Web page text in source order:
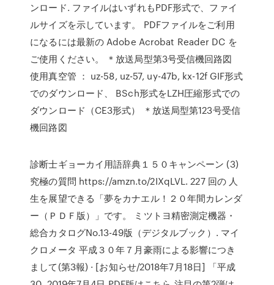
ンロード. ファイルはいずれもPDF形式で、ファイ
ルサイズを示しています。 PDFファイルをご利用
になるには最新の Adobe Acrobat Reader DC を
ご使用ください。 ＊放送局型第3号受信機回路図
使用真空管 ： uz-58, uz-57, uy-47b, kx-12f GIF形式
でのダウンロード、 BSch形式をLZH圧縮形式での
ダウンロード（CE3形式） ＊放送局型第123号受信
機回路図
診断士ギョーカイ用語辞典１５０キャンペーン (3)
究極の質問 https://amzn.to/2IXqLVL. 227 回の 人
生を展望できる「夢をカナエル！２０年間カレンダ
ー（ＰＤＦ版）」です。 ミツトヨ精密測定機器・
総合カタログNo.13-49版（デジタルブック）. マイ
クロメータ 平成３０年７月豪雨による影響につき
まして(第3報) · [お知らせ/2018年7月18日] 「平成